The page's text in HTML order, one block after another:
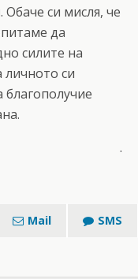
си мисля, че
да
силите на
личното си
благополучие
.
Mail SMS